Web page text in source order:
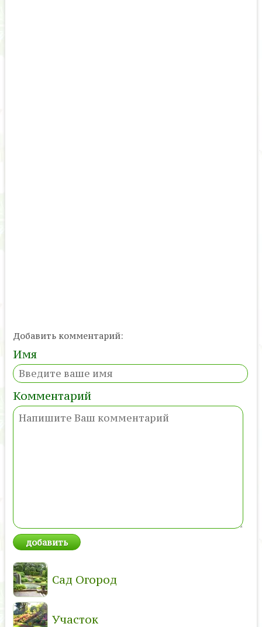
Добавить комментарий:
Имя
Комментарий
Сад Огород
Участок